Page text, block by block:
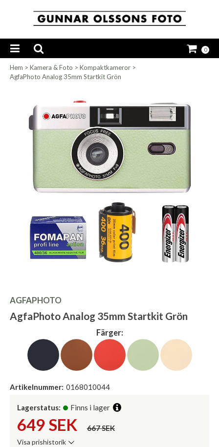
0
Hem > Kamera & Foto > Kompaktkameror >
AgfaPhoto Analog 35mm Startkit Grön
AGFAPHOTO
AgfaPhoto Analog 35mm Startkit Grön
Färger:
Artikelnummer: 0168010044
Lagerstatus: Finns i lager
649 SEK 667 SEK
Visa prishistorik